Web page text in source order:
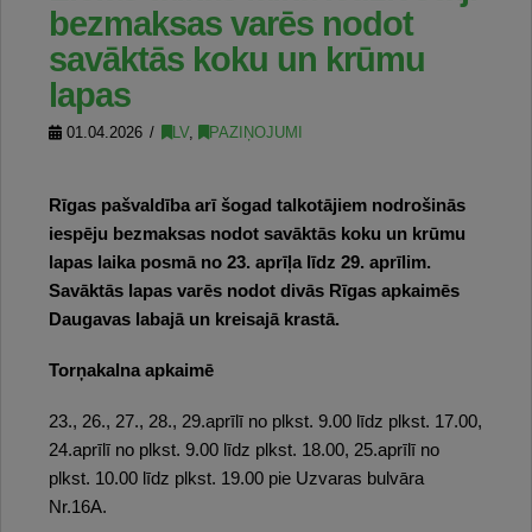
bezmaksas varēs nodot
savāktās koku un krūmu
lapas
01.04.2026 LV, PAZIŅOJUMI
Rīgas pašvaldība arī šogad talkotājiem nodrošinās
iespēju bezmaksas nodot savāktās koku un krūmu
lapas laika posmā no 23. aprīļa līdz 29. aprīlim.
Savāktās lapas varēs nodot divās Rīgas apkaimēs
Daugavas labajā un kreisajā krastā.
Torņakalna apkaimē
23., 26., 27., 28., 29.aprīlī no plkst. 9.00 līdz plkst. 17.00,
24.aprīlī no plkst. 9.00 līdz plkst. 18.00, 25.aprīlī no
plkst. 10.00 līdz plkst. 19.00 pie Uzvaras bulvāra
Nr.16A.